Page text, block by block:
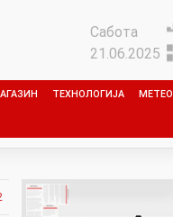
Сабота
21.06.2025
ТЕХНОЛОГИЈА МЕТЕО